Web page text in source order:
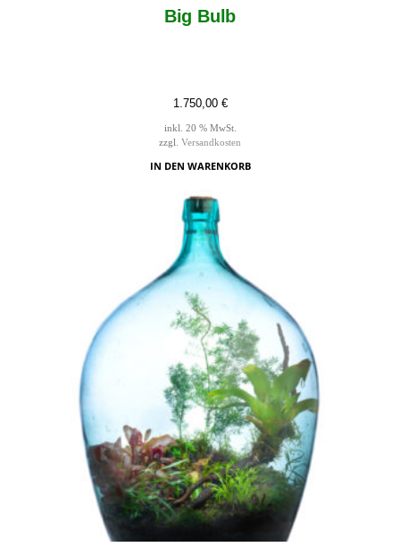
Big Bulb
1.750,00 €
inkl. 20 % MwSt.
zzgl. Versandkosten
IN DEN WARENKORB